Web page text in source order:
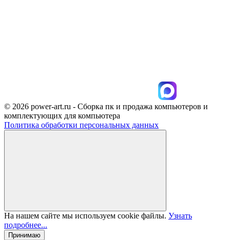
© 2026 power-art.ru - Сборка пк и продажа компьютеров и
комплектующих для компьютера
Политика обработки персональных данных
На нашем сайте мы используем cookie файлы. Узнать
подробнее...
Принимаю